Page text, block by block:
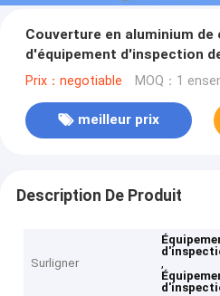
Couverture en aluminium de
d'équipement d'inspection
boisson
Prix：negotiable MOQ：1
meilleur prix
Description De Produit
Surligner
,